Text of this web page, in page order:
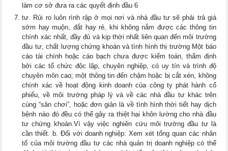
làm cơ sở đưa ra các quyết định đầu 6
tư. Rủi ro luôn rình rập ở mọi nơi và nhà đầu tư sẽ phải trả giá
sớm hay muộn, đắt hay rẻ, khi không nắm được các thông tin
chính xác nhất, đầy đủ và kịp thời nhất liên quan đến môi trường
đầu tư, chất lượng chứng khoán và tình hình thị trường Một báo
cáo tài chính hoặc cáo bạch chưa được kiểm toán, thẩm định
bởi các tổ chức độc lập, chuyên nghiệp, có uy tín và trình độ
chuyên môn cao; một thông tin đến chậm hoặc bị cắt xén, không
chính xác về hoạt động kinh doanh của công ty phát hành cổ
phiếu, về môi trường pháp lý và về các nhà đầu tư khác trên
cùng “sân chơi”, hoặc đơn giản là về tình hình thời tiết hay dịch
bệnh nào đó đều có thể gây ra thiệt hại khôn lường cho nhà đầu
tư chứng khoán.Vì vậy việc nghiên cứu môi trường đầu tư là
cần thiết. b. Đối với doanh nghiệp: Xem xét tổng quan các nhân
tố của môi trường đầu tư các nhà quản trị doanh nghiệp có thể